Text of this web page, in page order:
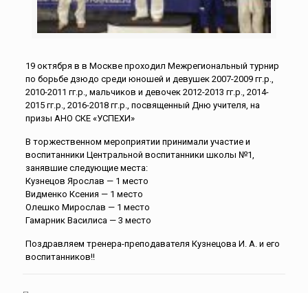
19 октября в в Москве проходил Межрегиональный турнир
по борьбе дзюдо среди юношей и девушек 2007-2009 гг.р.,
2010-2011 гг.р., мальчиков и девочек 2012-2013 гг.р., 2014-
2015 гг.р., 2016-2018 гг.р., посвященный Дню учителя, на
призы АНО СКЕ «УСПЕХИ»
В торжественном мероприятии принимали участие и
воспитанники Центральной воспитанники школы №1,
занявшие следующие места:
Кузнецов Ярослав — 1 место
Видменко Ксения — 1 место
Олешко Мирослав — 1 место
Гамарник Василиса — 3 место
Поздравляем тренера-преподавателя Кузнецова И. А. и его
воспитанников!!